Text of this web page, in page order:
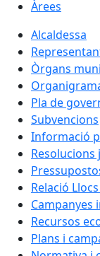
Àrees
Alcaldessa
Òrgans
Pla de
Subvencions
Informació
Resolucions
Relació
Campanyes
Recursos
Plans i